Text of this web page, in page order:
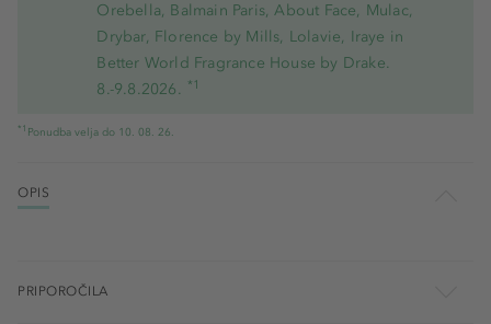
Orebella, Balmain Paris, About Face, Mulac,
Drybar, Florence by Mills, Lolavie, Iraye in
Better World Fragrance House by Drake.
8.-9.8.2026. *1
*1 Ponudba velja do 10. 08. 26.
OPIS
PRIPOROČILA